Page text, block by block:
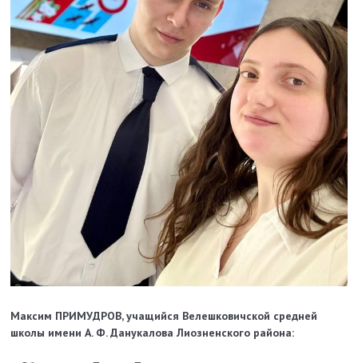
Максим ПРИМУДРОВ, учащийся Велешковичской средней
школы имени А. Ф. Данукалова Лиозненского района: